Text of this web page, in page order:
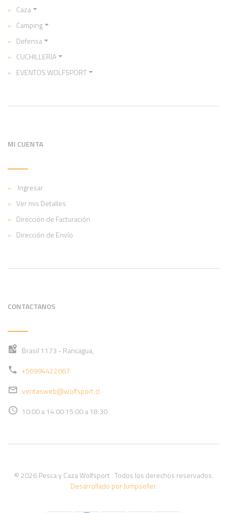
Caza
Camping
Defensa
CUCHILLERIA
EVENTOS WOLFSPORT
MI CUENTA
Ingresar
Ver mis Detalles
Dirección de Facturación
Dirección de Envío
CONTACTANOS
Brasil 1173 - Rancagua,
+56994422067
ventasweb@wolfsport.cl
10:00 a 14:00 15:00 a 18:30
© 2026 Pesca y Caza Wolfsport . Todos los derechos reservados.
Desarrollado por Jumpseller.